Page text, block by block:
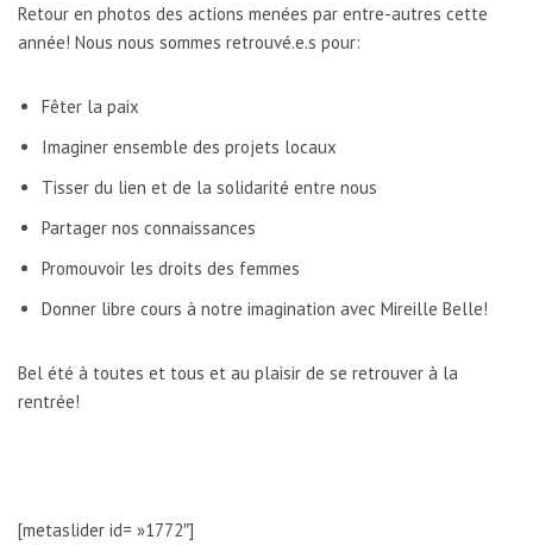
Retour en photos des actions menées par entre-autres cette
année! Nous nous sommes retrouvé.e.s pour:
Fêter la paix
Imaginer ensemble des projets locaux
Tisser du lien et de la solidarité entre nous
Partager nos connaissances
Promouvoir les droits des femmes
Donner libre cours à notre imagination avec Mireille Belle!
Bel été à toutes et tous et au plaisir de se retrouver à la
rentrée!
[metaslider id= »1772″]